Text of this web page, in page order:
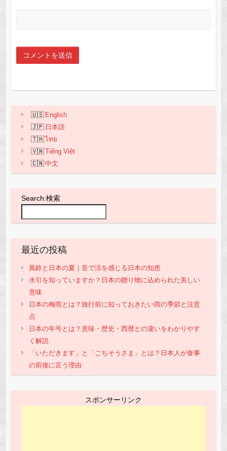
English
日本語
ไทย
Tiếng Việt
中文
Search:検索
最近の投稿
風鈴と日本の夏｜音で涼を感じる日本の知恵
水引を知っていますか？日本の贈り物に込められた美しい
意味
日本の梅雨とは？旅行前に知っておきたい雨の季節と注意
点
日本の年号とは？意味・歴史・西暦との違いをわかりやす
く解説
「いただきます」と「ごちそうさま」とは？日本人が食事
の前後に言う理由
スポンサーリンク